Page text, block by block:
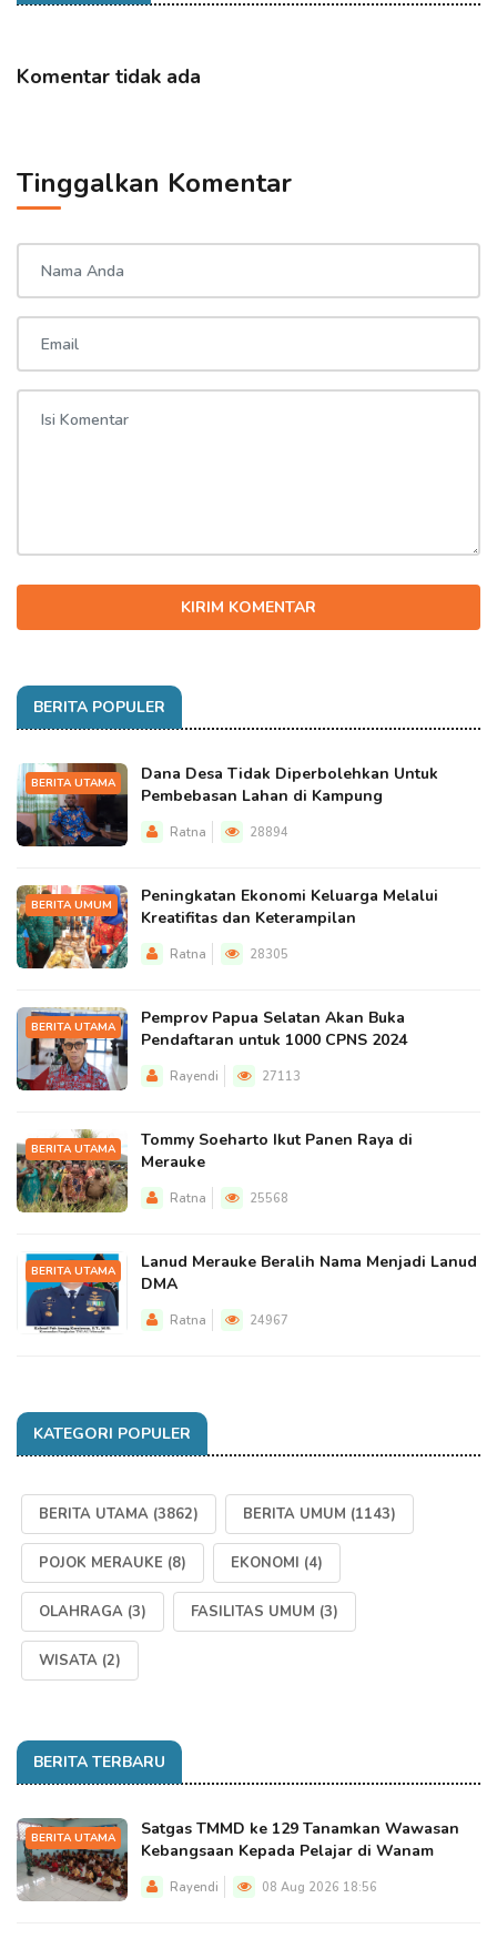
Komentar tidak ada
Tinggalkan Komentar
KIRIM KOMENTAR
BERITA POPULER
BERITA UTAMA
Dana Desa Tidak Diperbolehkan Untuk
Pembebasan Lahan di Kampung
Ratna 28894
BERITA UMUM
Peningkatan Ekonomi Keluarga Melalui
Kreatifitas dan Keterampilan
Ratna 28305
BERITA UTAMA
Pemprov Papua Selatan Akan Buka
Pendaftaran untuk 1000 CPNS 2024
Rayendi 27113
BERITA UTAMA
Tommy Soeharto Ikut Panen Raya di
Merauke
Ratna 25568
BERITA UTAMA
Lanud Merauke Beralih Nama Menjadi Lanud
DMA
Ratna 24967
KATEGORI POPULER
BERITA UTAMA (3862) BERITA UMUM (1143)
POJOK MERAUKE (8) EKONOMI (4)
OLAHRAGA (3) FASILITAS UMUM (3)
WISATA (2)
BERITA TERBARU
BERITA UTAMA
Satgas TMMD ke 129 Tanamkan Wawasan
Kebangsaan Kepada Pelajar di Wanam
Rayendi 08 Aug 2026 18:56